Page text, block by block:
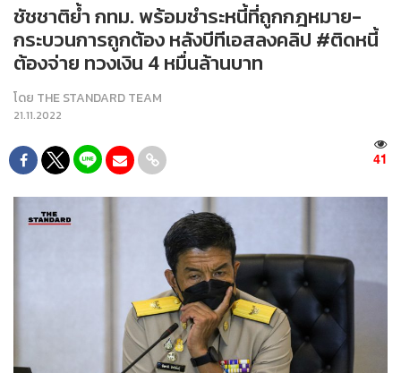
ชัชชาติย้ำ กทม. พร้อมชำระหนี้ที่ถูกกฎหมาย-
กระบวนการถูกต้อง หลังบีทีเอสลงคลิป #ติดหนี้
ต้องจ่าย ทวงเงิน 4 หมื่นล้านบาท
โดย THE STANDARD TEAM
21.11.2022
41